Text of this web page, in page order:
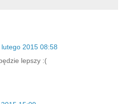
lutego 2015 08:58
lepszy :(